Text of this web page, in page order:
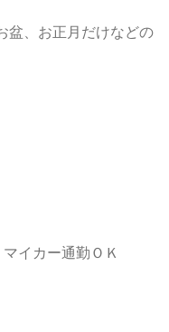
盆、お正月だけなどの
イカー通勤ＯＫ